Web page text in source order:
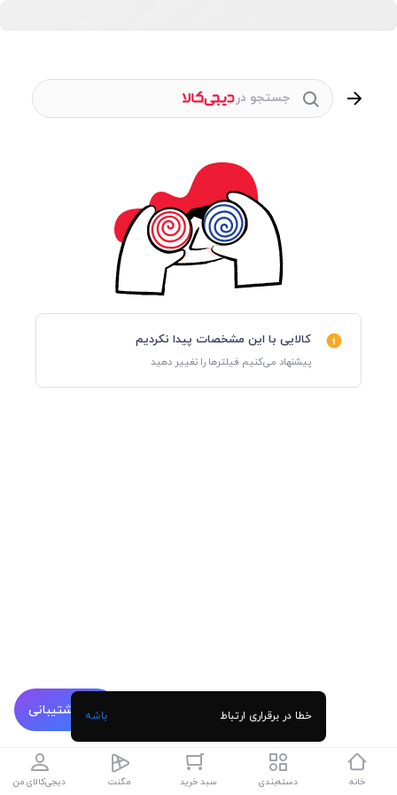
پشتیبانی
جستجو در
کالایی با این مشخصات پیدا نکردیم
پیشنهاد می‌کنیم فیلترها را تغییر دهید
خانه دسته‌بندی سبد خرید مگنت دیجی‌کالای من
خطا در برقراری ارتباط باشه